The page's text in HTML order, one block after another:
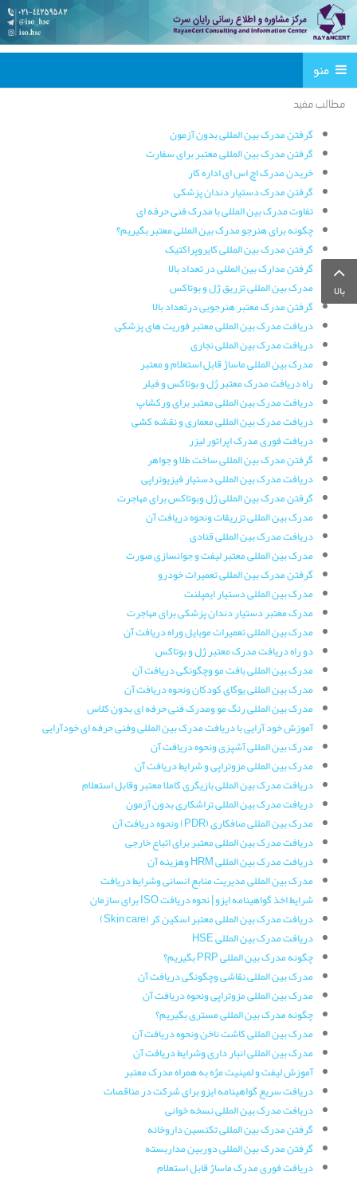
منو
مطالب مفید
گرفتن مدرک بین المللی بدون آزمون
گرفتن مدرک بین المللی معتبر برای سفارت
خریدن مدرک اچ اس ای اداره کار
گرفتن مدرک دستیار دندان پزشکی
تفاوت مدرک بین المللی با مدرک فنی حرفه ای
چگونه برای هنرجو مدرک بین المللی معتبر بگیریم؟
گرفتن مدرک بین المللی کایروپراکتیک
گرفتن مدارک بین المللی در تعداد بالا
مدرک بین المللی تزریق ژل و بوتاکس
گرفتن مدرک معتبر هنرجویی درتعداد بالا
دریافت مدرک بین المللی معتبر فوریت های پزشکی
دریافت مدرک بین المللی نجاری
مدرک بین المللی ماساژ قابل استعلام و معتبر
راه دریافت مدرک معتبر ژل و بوتاکس و فیلر
دریافت مدرک بین المللی معتبر برای ورکشاپ
دریافت مدرک بین المللی معماری و نقشه کشی
دریافت فوری مدرک اپراتور لیزر
گرفتن مدرک بین المللی ساخت طلا و جواهر
دریافت مدرک بین المللی دستیار فیزیوتراپی
گرفتن مدرک بین المللی ژل وبوتاکس برای مهاجرت
مدرک بین المللی تزریقات ونحوه دریافت آن
دریافت مدرک بین المللی قنادی
مدرک بین المللی معتبر لیفت و جوانسازی صورت
گرفتن مدرک بین المللی تعمیرات خودرو
مدرک بین المللی دستیار ایمپلنت
مدرک معتبر دستیار دندان پزشکی برای مهاجرت
مدرک بین المللی تعمیرات موبایل وراه دریافت آن
دو راه دریافت مدرک معتبر ژل و بوتاکس
مدرک بین المللی بافت مو وچگونگی دریافت آن
مدرک بین المللی یوگای کودکان ونحوه دریافت آن
مدرک بین المللی رنگ مو ومدرک فنی حرفه ای بدون کلاس
آموزش خود آرایی با دریافت مدرک بین المللی وفنی حرفه ای خودآرایی
مدرک بین المللی آشپزی ونحوه دریافت آن
مدرک بین المللی مزوتراپی و شرایط دریافت آن
دریافت مدرک بین المللی بازیگری کاملا معتبر وقابل استعلام
دریافت مدرک بین المللی تراشکاری بدون آزمون
مدرک بین المللی صافکاری (PDR) ونحوه دریافت آن
دریافت مدرک بین المللی معتبر برای اتباع خارجی
دریافت مدرک بین المللی HRM وهزینه آن
مدرک بین المللی مدیریت منابع انسانی وشرایط دریافت
شرایط اخذ گواهینامه ایزو | نحوه دریافت ISO برای سازمان
دریافت مدرک بین المللی معتبر اسکین کر (Skin care)
دریافت مدرک بین المللی HSE
چگونه مدرک بین المللی PRP بگیریم؟
مدرک بین المللی نقاشی وچگونگی دریافت آن
مدرک بین المللی مزوتراپی ونحوه دریافت آن
چگونه مدرک بین المللی مستری بگیریم؟
مدرک بین المللی کاشت ناخن ونحوه دریافت آن
مدرک بین المللی انبار داری وشرایط دریافت آن
آموزش لیفت و لمینیت مژه به همراه مدرک معتبر
دریافت سریع گواهینامه ایزو برای شرکت در مناقصات
دریافت مدرک بین المللی نسخه خوانی
گرفتن مدرک بین المللی تکنسین داروخانه
گرفتن مدرک بین المللی دوربین مداربسته
دریافت فوری مدرک ماساژ قابل استعلام
بالا